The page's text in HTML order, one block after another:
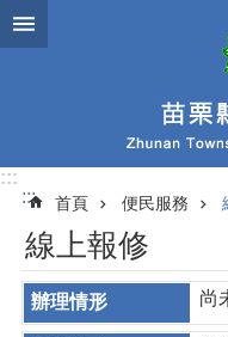
跳到主要內容區塊
:::
:::
首頁 便民服務
線上報修
尚